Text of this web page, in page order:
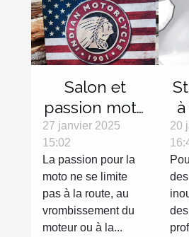
Salon et
passion moto
: les objets
décoration
qui feront
toute la
différence
27 janvier 2025
15:02
La passion pour la
moto ne se limite
pas à la route, au
vrombissement du
moteur ou à la...
20